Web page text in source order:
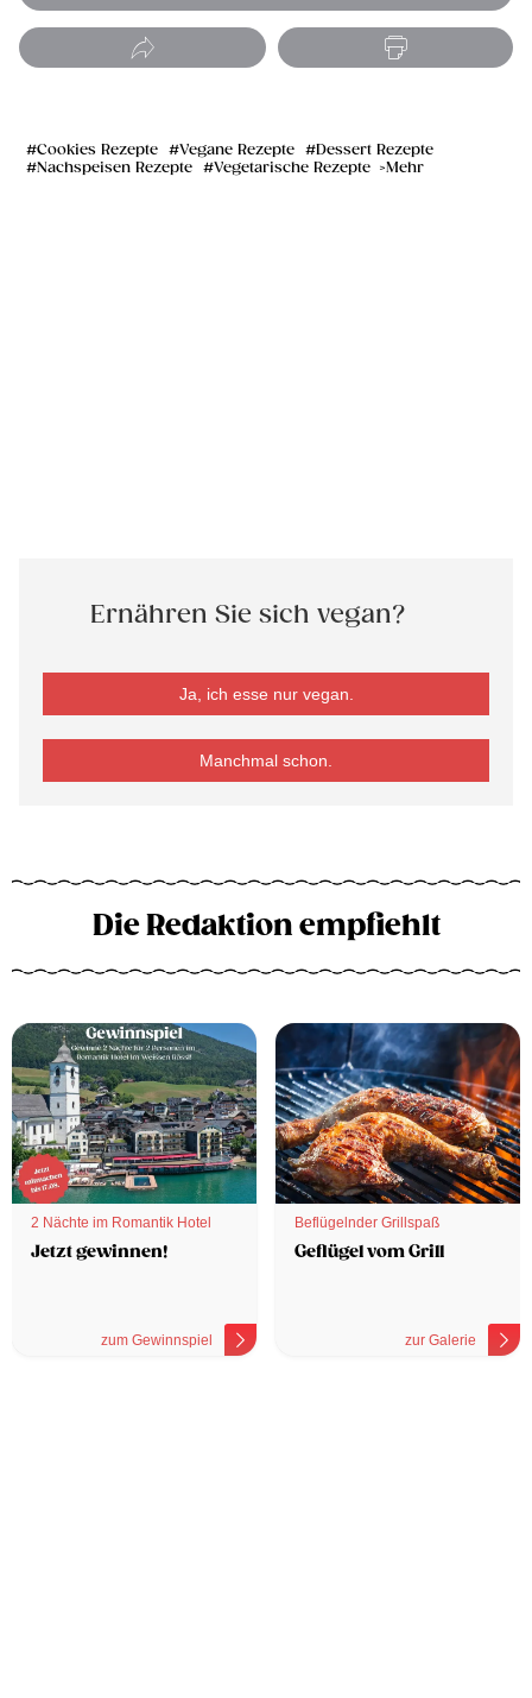
Cookies Rezepte Vegane Rezepte
Dessert Rezepte
Nachspeisen Rezepte
Vegetarische Rezepte Mehr
Ernähren Sie sich vegan?
Ja, ich esse nur vegan.
Manchmal schon.
Die Redaktion empfiehlt
2 Nächte im Romantik Hotel
Jetzt gewinnen!
zum Gewinnspiel
Beflügelnder Grillspaß
Geflügel vom Grill
zur Galerie